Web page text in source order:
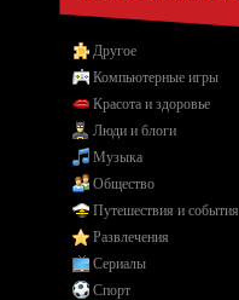
Другое
Компьютерные игры
Красота и здоровье
Люди и блоги
Музыка
Общество
Путешествия и события
Развлечения
Сериалы
Спорт